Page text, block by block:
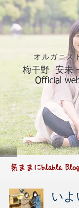
オルガニス
梅干野 安未
Official
気ままにblabla
い